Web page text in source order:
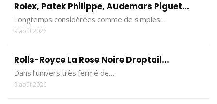
Rolex, Patek Philippe, Audemars Piguet...
Longtemps considérées comme de simples…
9 août 2026
Rolls-Royce La Rose Noire Droptail...
Dans l’univers très fermé de…
9 août 2026